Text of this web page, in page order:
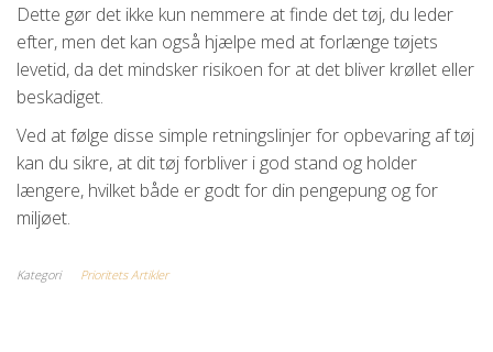
Dette gør det ikke kun nemmere at finde det tøj, du leder
efter, men det kan også hjælpe med at forlænge tøjets
levetid, da det mindsker risikoen for at det bliver krøllet eller
beskadiget.
Ved at følge disse simple retningslinjer for opbevaring af tøj
kan du sikre, at dit tøj forbliver i god stand og holder
længere, hvilket både er godt for din pengepung og for
miljøet.
Kategori Prioritets Artikler